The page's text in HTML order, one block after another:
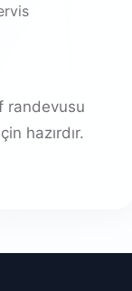
randevusu
hazırdır.